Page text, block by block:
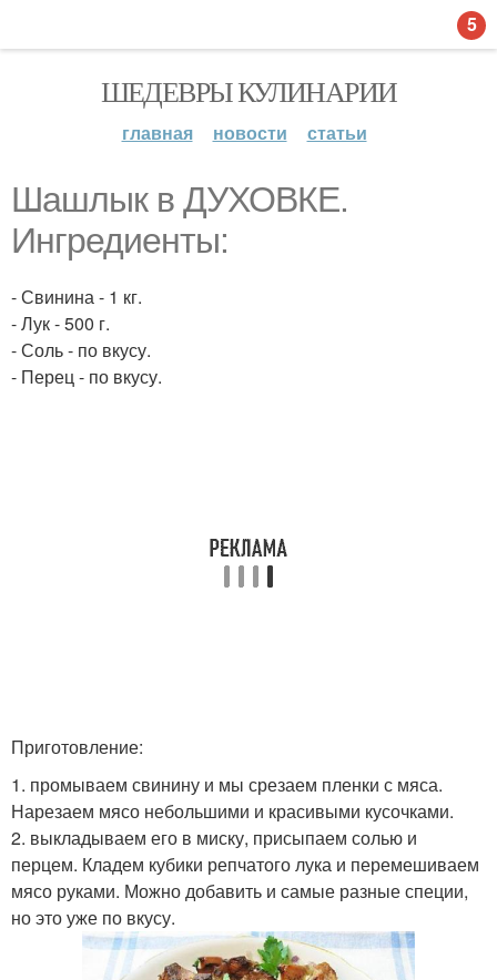
ШЕДЕВРЫ КУЛИНАРИИ
главная новости статьи
Шашлык в ДУХОВКЕ.
Ингредиенты:
- Свинина - 1 кг.
- Лук - 500 г.
- Соль - по вкусу.
- Перец - по вкусу.
Приготовление:
1. промываем свинину и мы срезаем пленки с мяса.
Нарезаем мясо небольшими и красивыми кусочками.
2. выкладываем его в миску, присыпаем солью и
перцем. Кладем кубики репчатого лука и перемешиваем
мясо руками. Можно добавить и самые разные специи,
но это уже по вкусу.
5